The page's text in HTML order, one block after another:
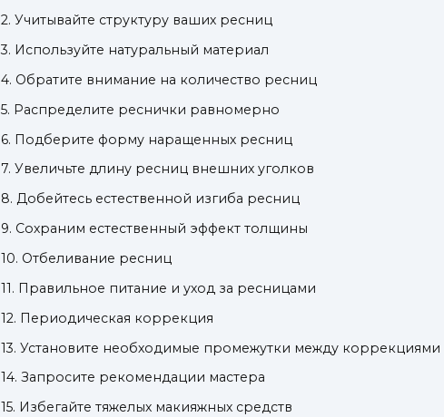
2. Учитывайте структуру ваших ресниц
3. Используйте натуральный материал
4. Обратите внимание на количество ресниц
5. Распределите реснички равномерно
6. Подберите форму наращенных ресниц
7. Увеличьте длину ресниц внешних уголков
8. Добейтесь естественной изгиба ресниц
9. Сохраним естественный эффект толщины
10. Отбеливание ресниц
11. Правильное питание и уход за ресницами
12. Периодическая коррекция
13. Установите необходимые промежутки между коррекциями
14. Запросите рекомендации мастера
15. Избегайте тяжелых макияжных средств